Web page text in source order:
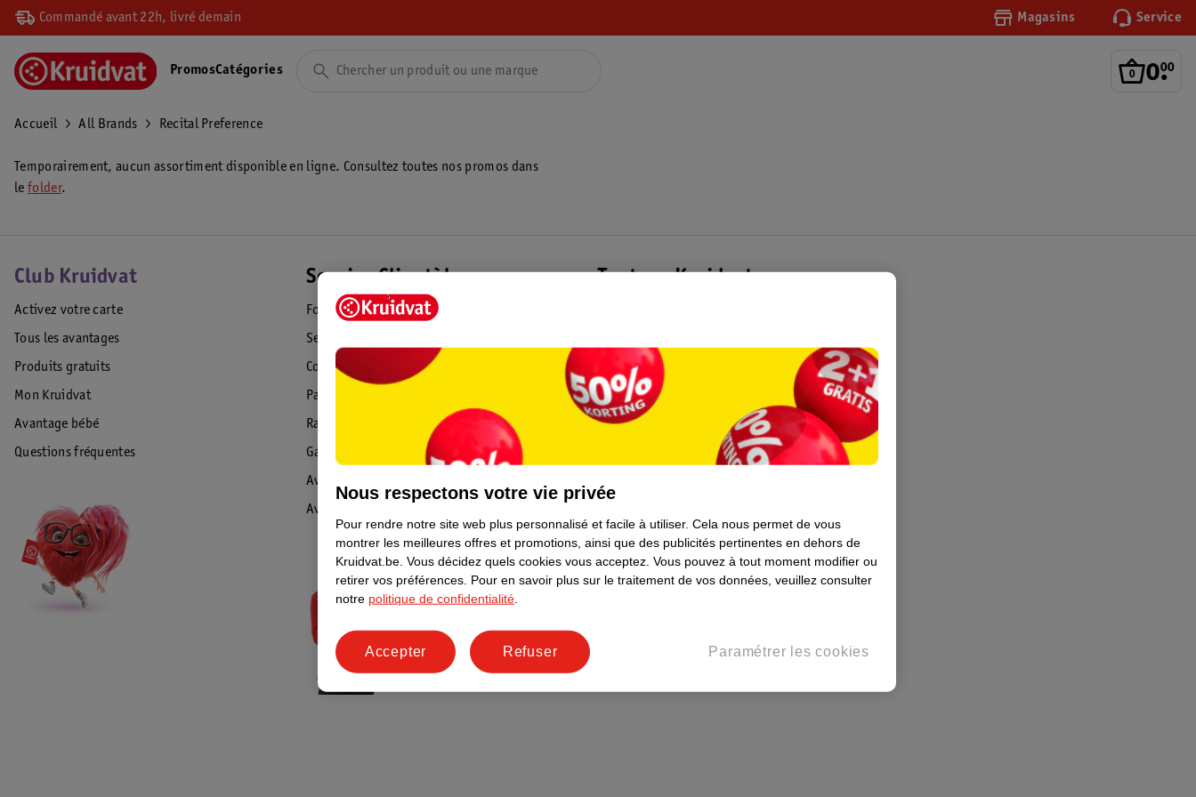
Commandé avant 22h, livré demain Magasins Service
0.
00
PromosCatégories
Accueil All Brands Recital Preference
Temporairement, aucun assortiment disponible en ligne. Consultez toutes nos promos dans
le folder.
Club Kruidvat
Activez votre carte
Tous les avantages
Produits gratuits
Mon Kruidvat
Avantage bébé
Questions fréquentes
Service Clientèle
Foire aux questions
Service Clientèle
Commande & Livraison
Paiement
Rappel & Retour
Garantie
Avis de sécurité
Avis
Tout sur Kruidvat
Formule commerciale
Coordonnées de l’entreprise
Plus durable
Nous respectons votre vie privée
Pour rendre notre site web plus personnalisé et facile à utiliser. Cela nous permet de vous
montrer les meilleures offres et promotions, ainsi que des publicités pertinentes en dehors de
Kruidvat.be. Vous décidez quels cookies vous acceptez. Vous pouvez à tout moment modifier ou
retirer vos préférences. Pour en savoir plus sur le traitement de vos données, veuillez consulter
notre politique de confidentialité
Paramétrer les cookies
Refuser
Accepter